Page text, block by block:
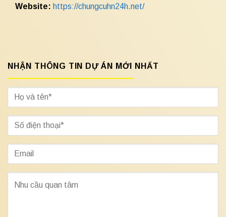
Website: https://chungcuhn24h.net/
NHẬN THÔNG TIN DỰ ÁN MỚI NHẤT